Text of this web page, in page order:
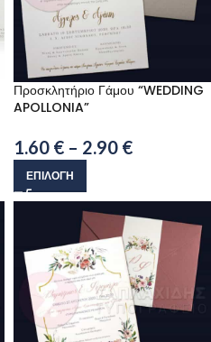
Προσκλητήριο Γάμου “WEDDING
APOLLONIA”
1.60 € – 2.90 €
ΕΠΙΛΟΓΉ